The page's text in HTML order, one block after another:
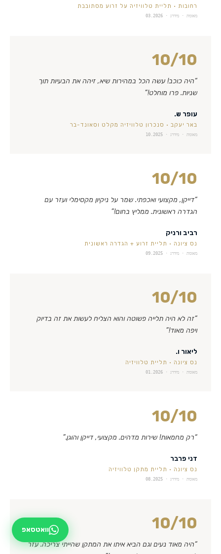
רחובות · תליית טלוויזיה על זרוע מסתובבת
מאומת · מידרג · 03.2026
10/10
“היה כוכב! עשה הכל במהירות שיא, זיהה את הבעיות תוך
שניות. פרו מוחלט!”
עופר ש.
באר יעקב · סנכרון טלוויזיה מקלט וסאונד-בר
מאומת · מידרג · 10.2025
10/10
“דייקן, מקצועי ואכפתי. שמר על ניקיון מקסימלי ועזר עם
הגדרה ראשונית. ממליץ בחום!”
רביב ורניק
נס ציונה · תליית זרוע + הגדרה ראשונית
מאומת · מידרג · 09.2025
10/10
“זה לא היה תלייה פשוטה והוא הצליח לעשות את זה בדיוק
ויפה מאוד!”
ליאור ו.
נס ציונה · תליית טלוויזיה
מאומת · מידרג · 01.2026
10/10
“רק מחמאות! שירות מדהים. מקצועי, דייקן והוגן.”
דני פרבר
נס ציונה · תליית מתקן טלוויזיה
מאומת · מידרג · 08.2025
10/10
“היה מאוד נעים וגם הביא איתו את המתקן שהייתי צריכה. עזר
וואטסאפ